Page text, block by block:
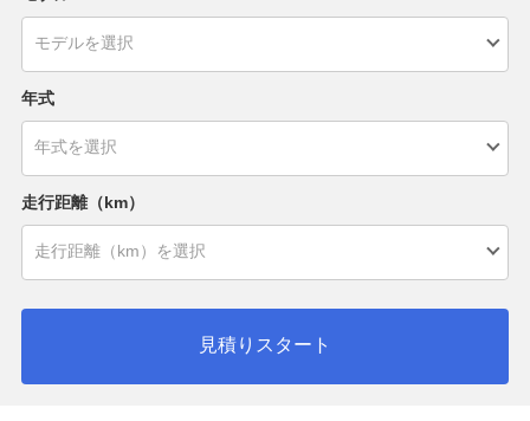
年式
走行距離（km）
見積りスタート